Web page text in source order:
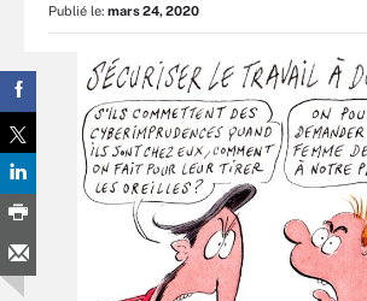
Publié le: mars 24, 2020